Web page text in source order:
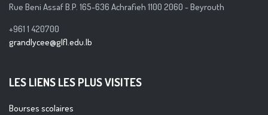
Rue Beni Assaf B.P. 165-636 Achrafieh 1100 2060 - Beyrouth
+961 1 420700
grandlycee@glfl.edu.lb
LES LIENS LES PLUS VISITES
Bourses scolaires